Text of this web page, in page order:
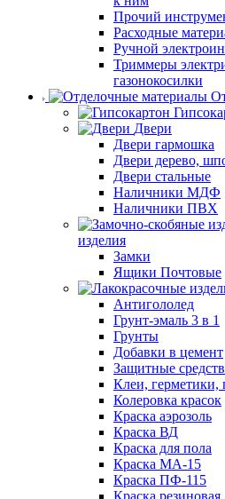
Прочий
Расходные
Ручной
Триммеры
газонокосилки
Двери
Двери гармошка
Двери дерево,
Двери стальные
Наличники МДФ
Наличники ПВХ
изделия
Замки
Ящики Почтовые
Антигололед
Грунт-эмаль 3 в 1
Грунты
Добавки в цемент
Защитные
Клеи, герметики,
Колеровка красок
Краска аэрозоль
Краска ВД
Краска для пола
Краска МА-15
Краска ПФ-115
Краска резиновая